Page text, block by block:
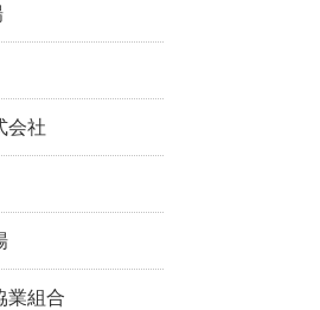
会社
業組合